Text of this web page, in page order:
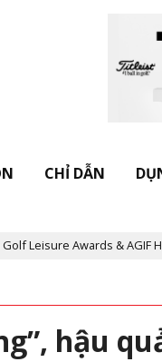
CHỈ DẪN
Awards & AGIF Hanoi
hậu